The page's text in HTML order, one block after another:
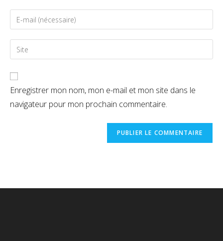
Enregistrer mon nom, mon e-mail et mon site dans le
navigateur pour mon prochain commentaire.